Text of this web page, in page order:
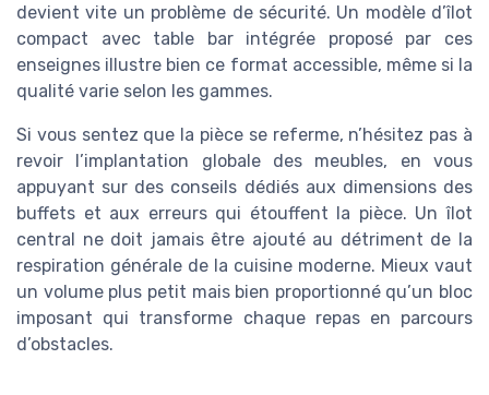
devient vite un problème de sécurité. Un modèle d’îlot
compact avec table bar intégrée proposé par ces
enseignes illustre bien ce format accessible, même si la
qualité varie selon les gammes.
Si vous sentez que la pièce se referme, n’hésitez pas à
revoir l’implantation globale des meubles, en vous
appuyant sur des conseils dédiés aux dimensions des
buffets et aux erreurs qui étouffent la pièce. Un îlot
central ne doit jamais être ajouté au détriment de la
respiration générale de la cuisine moderne. Mieux vaut
un volume plus petit mais bien proportionné qu’un bloc
imposant qui transforme chaque repas en parcours
d’obstacles.